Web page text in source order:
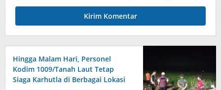
Hingga Malam Hari, Personel
Kodim 1009/Tanah Laut Tetap
Siaga Karhutla di Berbagai Lokasi